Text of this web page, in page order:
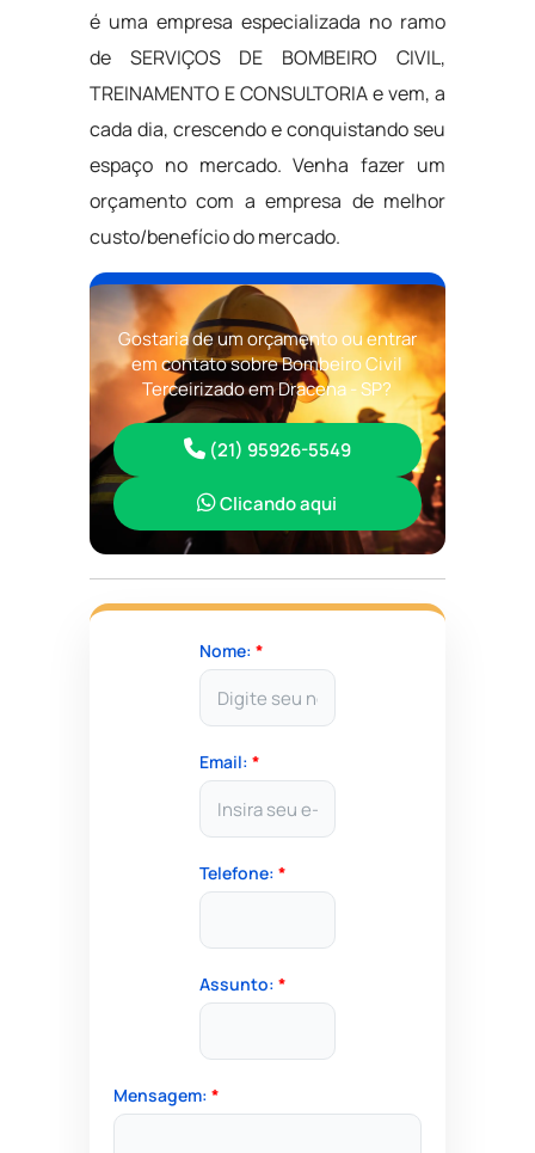
é uma empresa especializada no ramo
de SERVIÇOS DE BOMBEIRO CIVIL,
TREINAMENTO E CONSULTORIA e vem, a
cada dia, crescendo e conquistando seu
espaço no mercado. Venha fazer um
orçamento com a empresa de melhor
custo/benefício do mercado.
Gostaria de um orçamento ou entrar
em contato sobre Bombeiro Civil
Terceirizado em Dracena - SP?
(21) 95926-5549
Clicando aqui
Nome: *
Email: *
Telefone: *
Assunto: *
Mensagem: *